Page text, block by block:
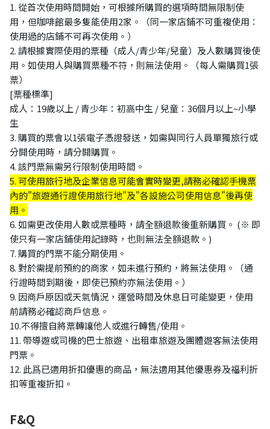
1. 從首次使用時間開始，可根據所購買的選項時間無限制使
用，但咖啡館最多隻能使用2家。（同一家店鋪不可重複使用：
使用過的店鋪不可再次使用。）
2. 請根據實際使用的票種（成人/青少年/兒童）及人數購買後使
用。如使用人與購買票種不符，則無法使用。（每人需購買1張
票）
[票種標準]
成人：19歲以上 / 青少年：初高中生 / 兒童：36個月以上~小學
生
3. 購買的票會以1張電子憑證發送，如需與同行人員單獨旅行或
分開使用時，請分開購買。
4. 該門票無需另行限制使用時間。
5. 可使用旅行地及企業信息可能會實時變更,請務必確認手機票
內的"旅遊通行證使用旅行地"及"各設施公司使用信息"後再使
用。
6. 如需更改使用人數或票種時，請全額退款後重新購買。 (※ 即
使只有一家店鋪使用記錄時，也則無法全額退款。)
7. 購買的門票不能分期使用。
8. 對於需提前預約的商家，如未進行預約，將無法使用。（通
行證時間到期後，即使已預約亦無法使用。）
9. 因商戶原因或天氣情況，運營時間及休息日可能變更，使用
前請務必確認商戶信息。
10.不得擅自將票轉讓他人或進行轉售/使用。
11. 帶導遊或司機的巴士旅遊、出租車旅遊及團體遊客無法使用
門票。
12. 此爲已適用折扣優惠的商品，無法適用其他優惠券及福利折
扣等重複折扣。
F&Q